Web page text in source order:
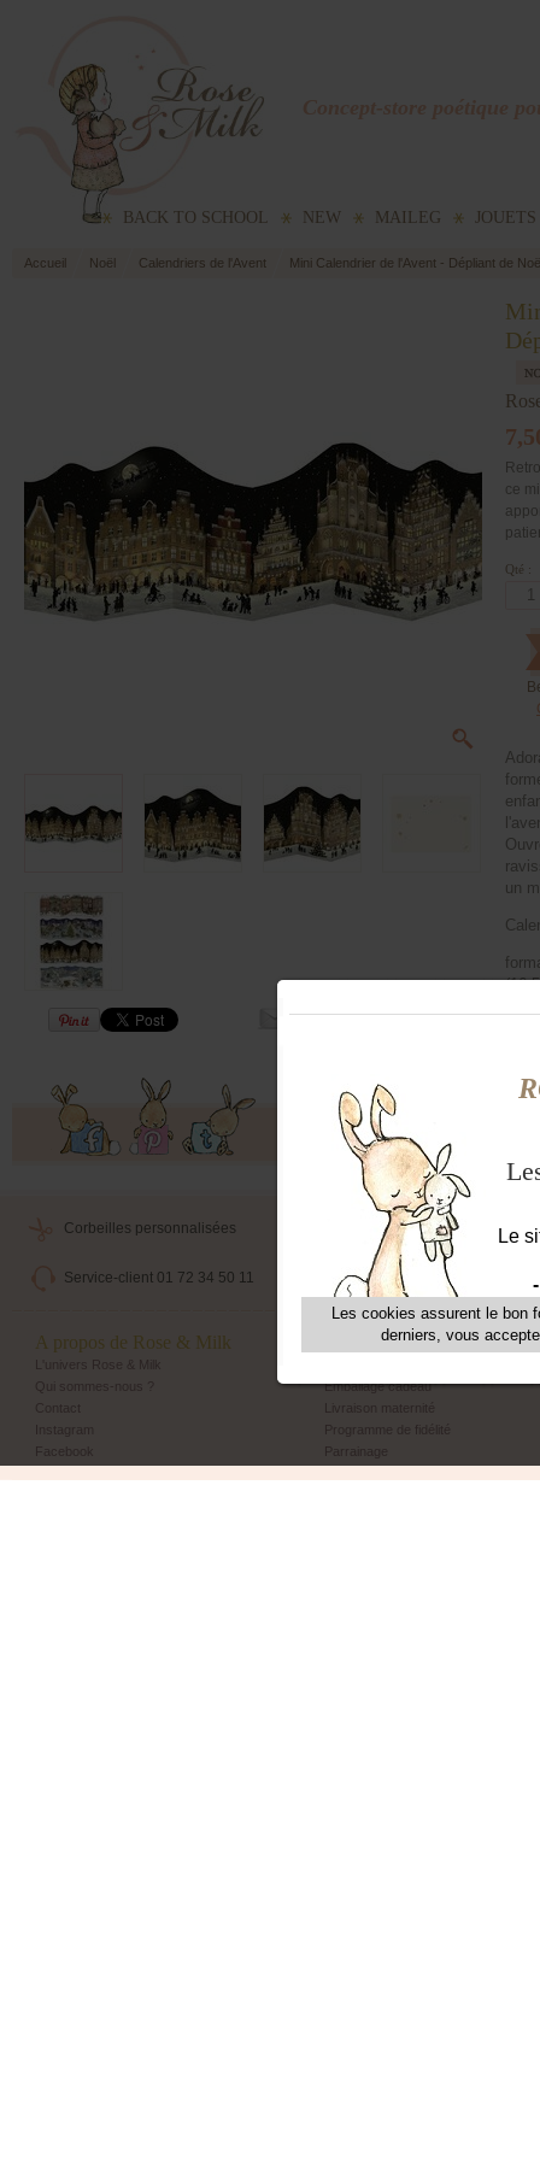
Concept-store poétique
BACK TO SCHOOL NEW MAILEG JOUETS
Accueil Noël Calendriers de l'Avent Mini Calendrier de l'Avent - Dépliant de
ce
Qté :
un
Offres exclusives, ventes
Corbeilles personnalisées Livraison maternité
Service-client 01 72 34 50 11 Echange et retour simple
A propos de Rose & Milk
L'univers Rose & Milk
Qui sommes-nous ?
Contact
Instagram
Facebook
Les + Rose & Milk
Emballage cadeau
Livraison maternité
Programme de fidélité
Parrainage